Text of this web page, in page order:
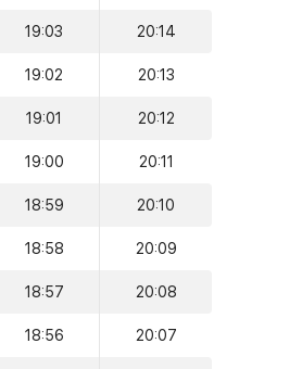
19:03 20:14
19:02 20:13
19:01 20:12
19:00 20:11
18:59 20:10
18:58 20:09
18:57 20:08
18:56 20:07